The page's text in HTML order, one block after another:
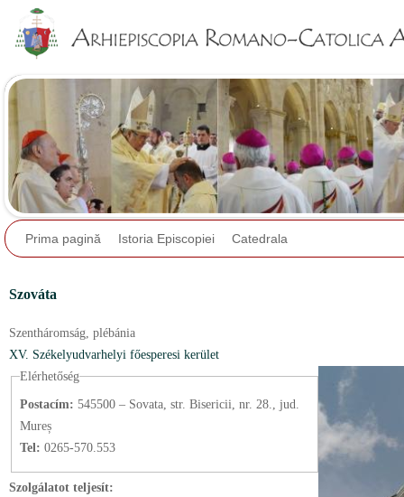
Prima pagină Istoria Episcopiei Catedrala
Szováta
Szentháromság, plébánia
XV. Székelyudvarhelyi főesperesi kerület
Elérhetőség
Postacím: 545500 – Sovata, str. Bisericii, nr. 28., jud.
Mureș
Tel: 0265-570.553
Szolgálatot teljesít: